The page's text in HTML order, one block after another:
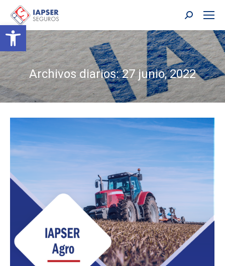
Abrir barra de herramientas
Buscar:
Archivos diarios:27 junio, 2022